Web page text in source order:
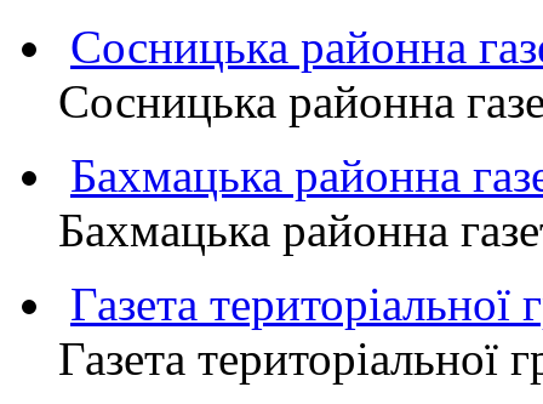
Сосницька районна
Сосницька районна
Бахмацька районна
Бахмацька районна
Газета
Газета